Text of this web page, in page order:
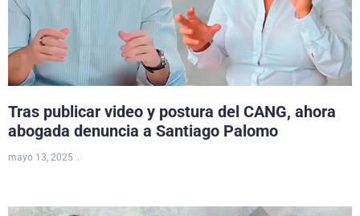
Tras publicar video y postura del CANG, ahora
abogada denuncia a Santiago Palomo
mayo 13, 2025